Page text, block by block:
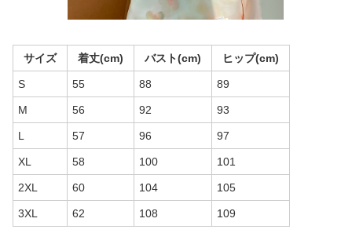
サイズ 着丈(cm) バスト(cm) ヒップ(cm)
S 55 88 89
M 56 92 93
L 57 96 97
XL 58 100 101
2XL 60 104 105
3XL 62 108 109